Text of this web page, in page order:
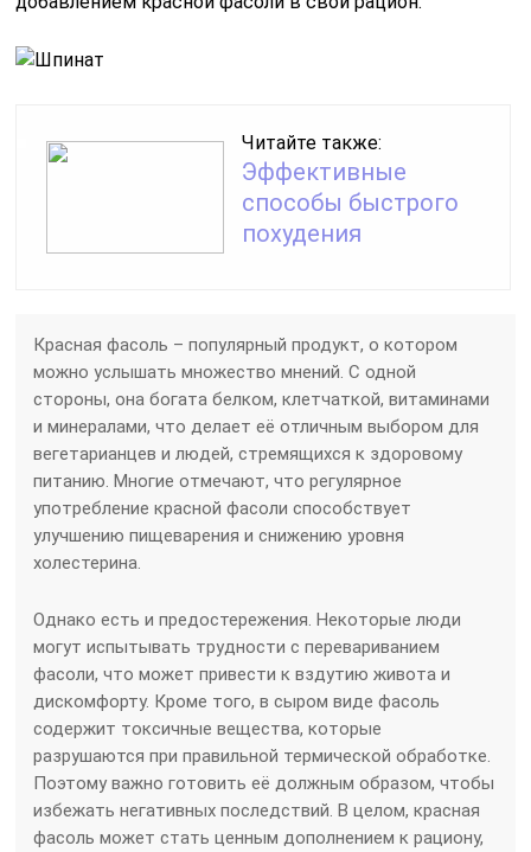
Читайте также:
Эффективные
способы быстрого
похудения
Красная фасоль – популярный продукт, о котором
можно услышать множество мнений. С одной
стороны, она богата белком, клетчаткой, витаминами
и минералами, что делает её отличным выбором для
вегетарианцев и людей, стремящихся к здоровому
питанию. Многие отмечают, что регулярное
употребление красной фасоли способствует
улучшению пищеварения и снижению уровня
холестерина.
Однако есть и предостережения. Некоторые люди
могут испытывать трудности с перевариванием
фасоли, что может привести к вздутию живота и
дискомфорту. Кроме того, в сыром виде фасоль
содержит токсичные вещества, которые
разрушаются при правильной термической обработке.
Поэтому важно готовить её должным образом, чтобы
избежать негативных последствий. В целом, красная
фасоль может стать ценным дополнением к рациону,